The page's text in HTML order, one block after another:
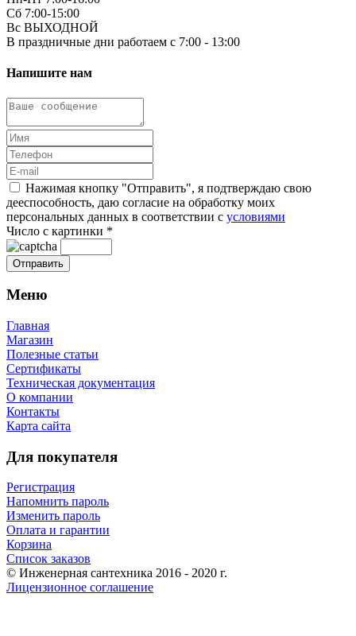
Сб 7:00-15:00
Вс ВЫХОДНОЙ
В праздничные дни работаем с 7:00 - 13:00
Напишите нам
Нажимая кнопку "Отправить", я подтверждаю свою
дееспособность, даю согласие на обработку моих
персональных данных в соответствии с условиями
Число с картинки *
Меню
Главная
Магазин
Полезные статьи
Сертификаты
Техническая документация
О компании
Контакты
Карта сайта
Для покупателя
Регистрация
Напомнить пароль
Изменить пароль
Оплата и гарантии
Корзина
Список заказов
© Инженерная сантехника 2016 - 2020 г.
Лицензионное соглашение